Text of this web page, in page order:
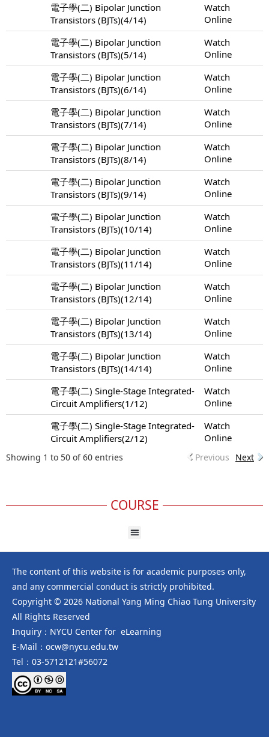
電子學(二) Bipolar Junction
Transistors (BJTs)(4/14)
Watch
Online
電子學(二) Bipolar Junction
Transistors (BJTs)(5/14)
Watch
Online
電子學(二) Bipolar Junction
Transistors (BJTs)(6/14)
Watch
Online
電子學(二) Bipolar Junction
Transistors (BJTs)(7/14)
Watch
Online
電子學(二) Bipolar Junction
Transistors (BJTs)(8/14)
Watch
Online
電子學(二) Bipolar Junction
Transistors (BJTs)(9/14)
Watch
Online
電子學(二) Bipolar Junction
Transistors (BJTs)(10/14)
Watch
Online
電子學(二) Bipolar Junction
Transistors (BJTs)(11/14)
Watch
Online
電子學(二) Bipolar Junction
Transistors (BJTs)(12/14)
Watch
Online
電子學(二) Bipolar Junction
Transistors (BJTs)(13/14)
Watch
Online
電子學(二) Bipolar Junction
Transistors (BJTs)(14/14)
Watch
Online
電子學(二) Single-Stage Integrated-
Circuit Amplifiers(1/12)
Watch
Online
電子學(二) Single-Stage Integrated-
Circuit Amplifiers(2/12)
Watch
Online
Showing 1 to 50 of 60 entries Previous Next
COURSE
The content of this website is for academic purposes only,
and any commercial conduct is strictly prohibited.
Copyright © 2026 National Yang Ming Chiao Tung University
All Rights Reserved
Inquiry：NYCU Center for eLearning
E-Mail：ocw@nycu.edu.tw
Tel：03-5712121#56072